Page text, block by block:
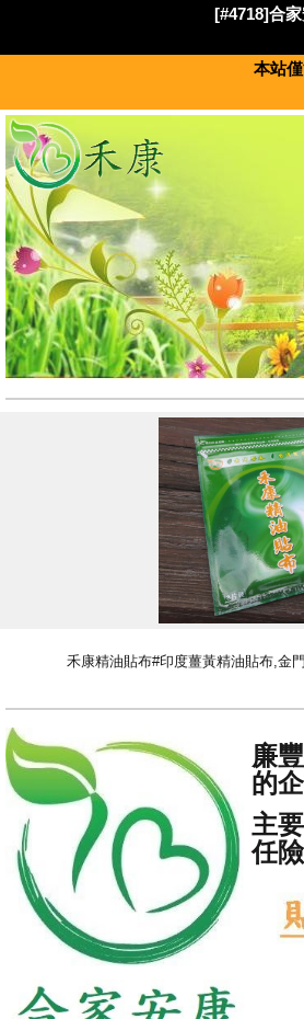
[#4718]合
本站
禾康精油貼布#印度薑黃精油貼布,金
廉
的
主
任